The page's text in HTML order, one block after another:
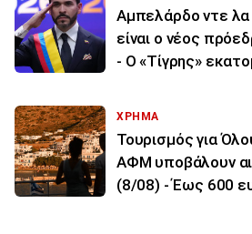
Αμπελάρδο ντε λα
είναι ο νέος
- Ο «Τίγρης»
ΧΡΗΜΑ
Τουρισμός για
ΑΦΜ υποβάλουν
(8/08) - Έως 600